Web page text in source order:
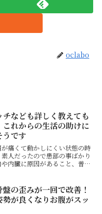
oclabo
チなども詳しく教えても
これからの生活の助けに
うです
痛くて動かしにくい状態の時
人だったので患部の事ばかり
内臓に原因があること、普段
の歪みが一回で改善！
勢が良くなりお腹がスッ